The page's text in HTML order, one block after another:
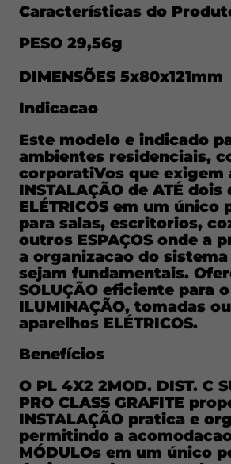
eficiente para o controle de
O PL 4X2 2MOD. DIST. C SUP.
CLASS GRAFITE proporciona
INSTALAÇÃO pratica e
permitindo a acomodacao
MÓDULOs em um único
moderno e acabamento
uma ESTÉTICA sofisticada,
ambientes
incluído facilita a
uma FIXAÇÃO segura dos
enquanto o mATÉrial de alta
proporciona durabilidade e
Esta base e uma excelente
quem busca funcionalidade,
desempenho em suas
eletricas.
Características do
PESO 29,56g
DIMENSÕES 5x80x121mm
Indicacao
Este modelo e indicado
ambientes residenciais,
corporatiVos que exigem
INSTALAÇÃO de ATÉ
ELÉTRICOS em um único
para salas, escritorios,
outros ESPAÇOS onde a
a organizacao do sistema
sejam fundamentais.
SOLUÇÃO eficiente para
ILUMINAÇÃO, tomadas
aparelhos ELÉTRICOS.
Benefícios
O PL 4X2 2MOD. DIST. C
PRO CLASS GRAFITE
INSTALAÇÃO pratica e
permitindo a
MÓDULOs em um único